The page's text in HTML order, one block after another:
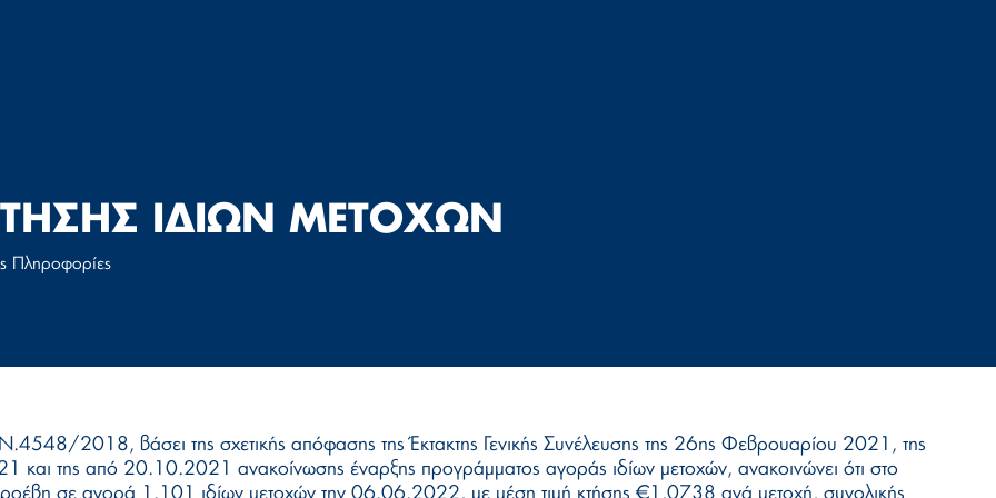
ΙΔΙΩΝ ΜΕΤΟΧΩΝ
Πληροφορίες
2018, βάσει της σχετικής απόφασης της Έκτακτης Γενικής Συνέλευσης της 26ης Φεβρουαρίου 2021, της
και της από 20.10.2021 ανακοίνωσης έναρξης προγράμματος αγοράς ιδίων μετοχών, ανακοινώνει ότι στο
σε αγορά 1.101 ιδίων μετοχών την 06.06.2022, με μέση τιμή κτήσης €1,0738 ανά μετοχή, συνολικής